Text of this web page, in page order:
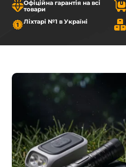
Офіційна гарантія на всі
товари
Ліхтарі №1 в Україні